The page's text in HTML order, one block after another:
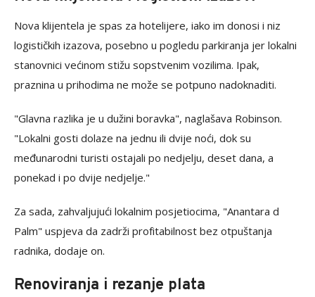
Nova klijentela je spas za hotelijere, iako im donosi i niz
logističkih izazova, posebno u pogledu parkiranja jer lokalni
stanovnici većinom stižu sopstvenim vozilima. Ipak,
praznina u prihodima ne može se potpuno nadoknaditi.
"Glavna razlika je u dužini boravka", naglašava Robinson.
"Lokalni gosti dolaze na jednu ili dvije noći, dok su
međunarodni turisti ostajali po nedjelju, deset dana, a
ponekad i po dvije nedjelje."
Za sada, zahvaljujući lokalnim posjetiocima, "Anantara d
Palm" uspjeva da zadrži profitabilnost bez otpuštanja
radnika, dodaje on.
Renoviranja i rezanje plata